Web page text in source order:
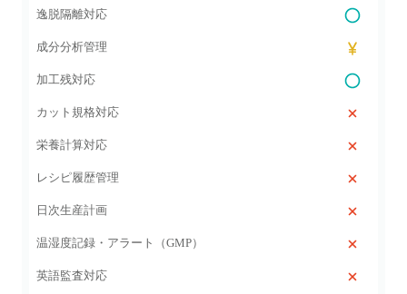
逸脱隔離対応
成分分析管理
加工残対応
カット規格対応
栄養計算対応
レシピ履歴管理
日次生産計画
温湿度記録・アラート（GMP）
英語監査対応